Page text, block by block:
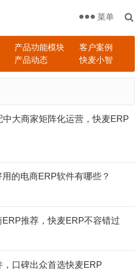
产品功能模块
客户案例
产品动态 快麦小智
菜单
大商家矩阵化运营，快麦ERP
的电商ERP软件有哪些？
推荐，快麦ERP不容错过
口碑出众首选快麦ERP